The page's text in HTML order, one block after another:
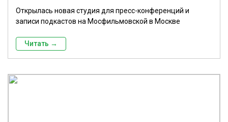
Открылась новая студия для пресс-конференций и
записи подкастов на Мосфильмовской в Москве
Читать →